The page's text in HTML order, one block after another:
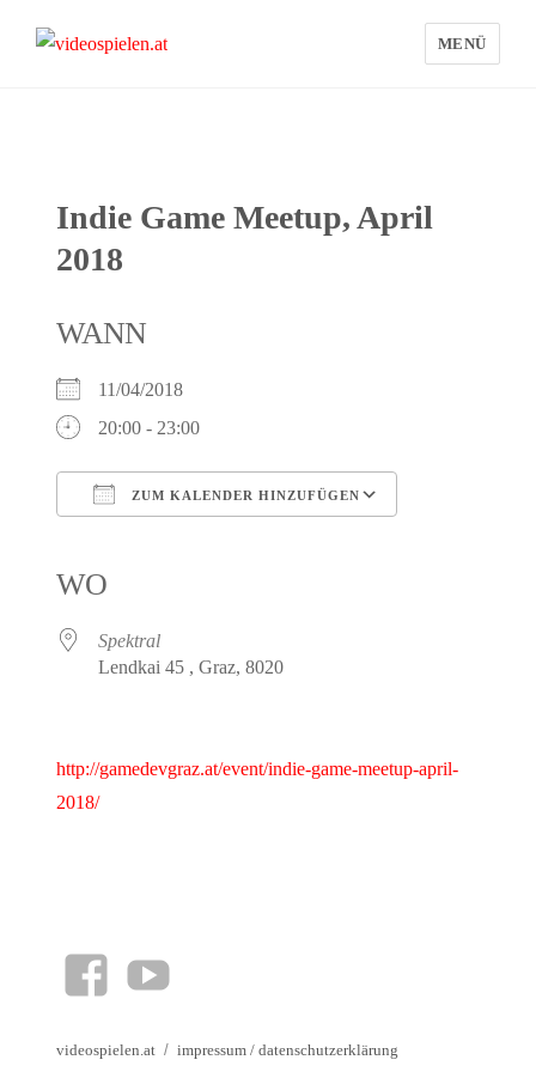
MENÜ
Indie Game Meetup, April
2018
WANN
11/04/2018
20:00 - 23:00
ZUM KALENDER HINZUFÜGEN
WO
Spektral
Lendkai 45 , Graz, 8020
http://gamedevgraz.at/event/indie-game-meetup-april-
2018/
facebookYouTube
videospielen.at impressum /datenschutzerklärung